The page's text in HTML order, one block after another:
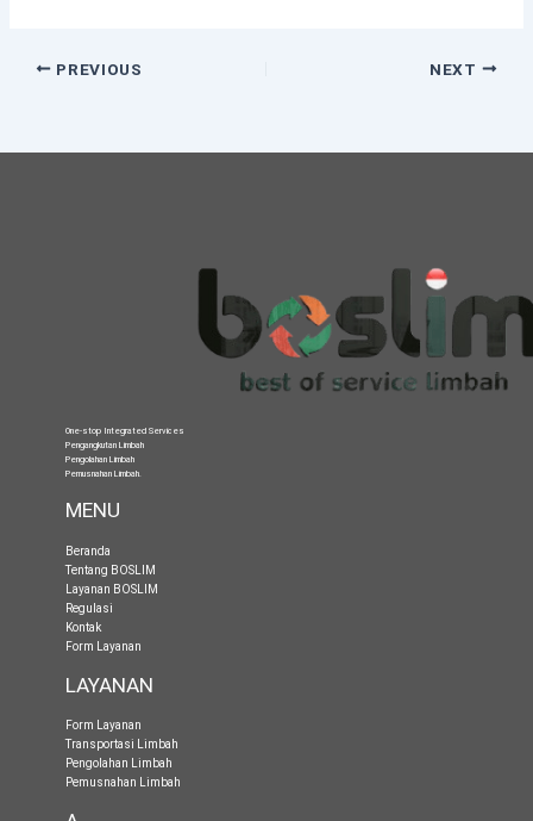
PREVIOUS NEXT
One-stop Integrated Services
Pengangkutan Limbah
Pengolahan Limbah
Pemusnahan Limbah.
MENU
Beranda
Tentang BOSLIM
Layanan BOSLIM
Regulasi
Kontak
Form Layanan
LAYANAN
Form Layanan
Transportasi Limbah
Pengolahan Limbah
Pemusnahan Limbah